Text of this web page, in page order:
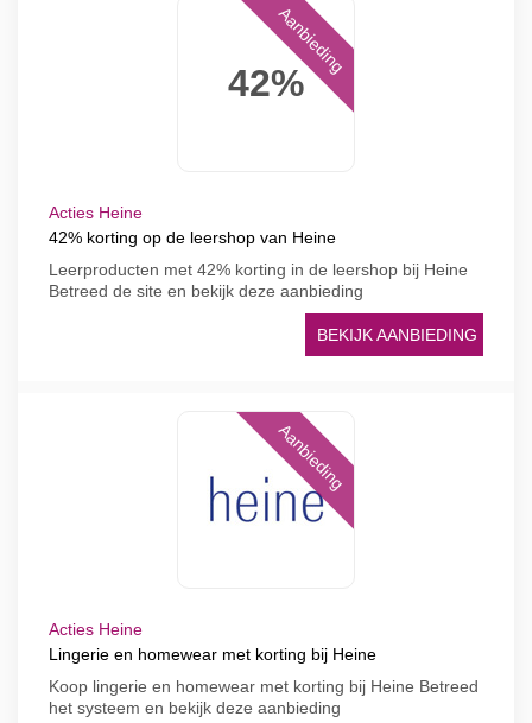
42%
Aanbieding
Acties Heine
42% korting op de leershop van Heine
Leerproducten met 42% korting in de leershop bij Heine
Betreed de site en bekijk deze aanbieding
BEKIJK AANBIEDING
Aanbieding
Acties Heine
Lingerie en homewear met korting bij Heine
Koop lingerie en homewear met korting bij Heine Betreed
het systeem en bekijk deze aanbieding